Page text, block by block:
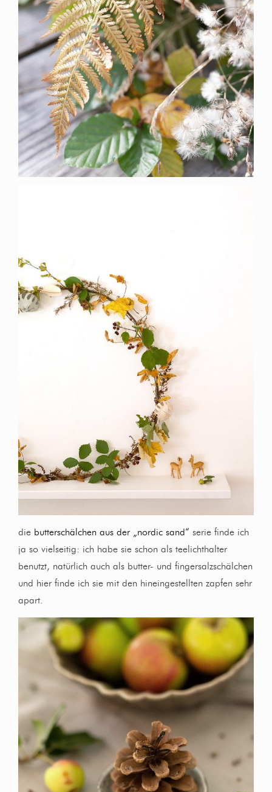
die butterschälchen aus der „nordic sand“ serie finde ich
ja so vielseitig: ich habe sie schon als teelichthalter
benutzt, natürlich auch als butter- und fingersalzschälchen
und hier finde ich sie mit den hineingestellten zapfen sehr
apart.